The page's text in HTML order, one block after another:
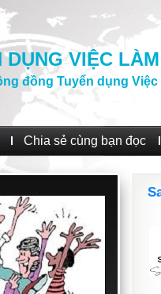
DỤNG VIỆC
đồng Tuyển dụng
Chia sẻ cùng bạn đọc